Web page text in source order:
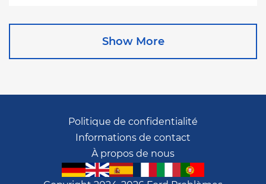
Escape
Escape Hybrid
Nombre de pannes:1666
Show More
Politique de confidentialité
Informations de contact
À propos de nous